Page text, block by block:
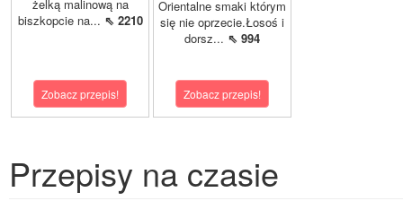
żelką malinową na
biszkopcie na... ⇖ 2210
Zobacz przepis!
Orientalne smaki którym
się nie oprzecie.Łosoś i
dorsz... ⇖ 994
Zobacz przepis!
Przepisy na czasie